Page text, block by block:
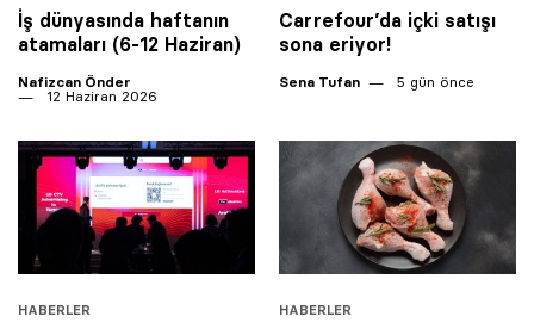
İş dünyasında haftanın
atamaları (6-12 Haziran)
Nafizcan Önder
12 Haziran 2026
Carrefour’da içki satışı
sona eriyor!
Sena Tufan 5 gün önce
HABERLER HABERLER